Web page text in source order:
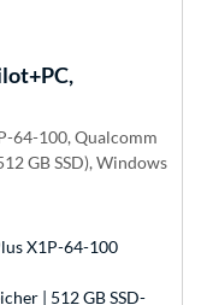
64-100, Qualcomm
GB SSD), Windows
X1P-64-100
| 512 GB SSD-